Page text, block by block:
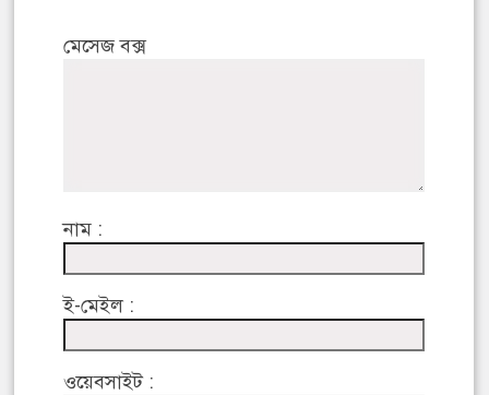
মেসেজ বক্স
নাম :
ই-মেইল :
ওয়েবসাইট :